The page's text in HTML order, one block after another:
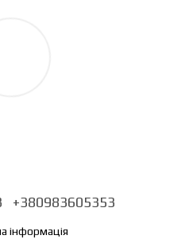
+380983605353
інформація